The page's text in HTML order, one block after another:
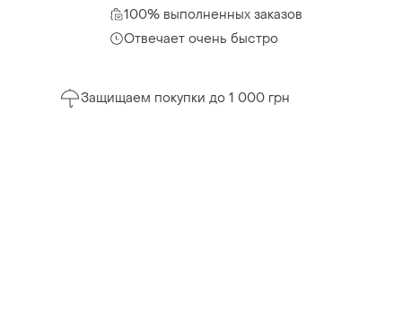
100% выполненных заказов
Отвечает очень быстро
Защищаем покупки до 1 000 грн